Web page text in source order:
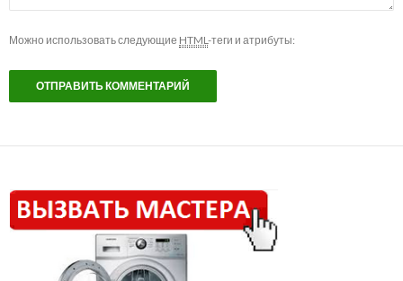
Можно использовать следующие HTML-теги и атрибуты: